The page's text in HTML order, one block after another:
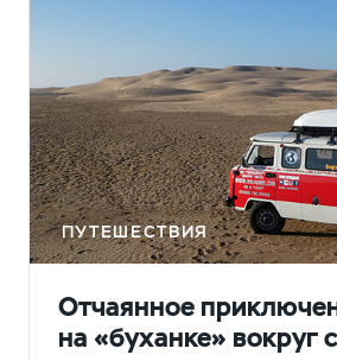
ПУТЕШЕСТВИЯ
Отчаянное
на «буханке» вокруг